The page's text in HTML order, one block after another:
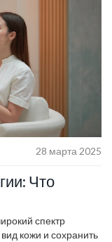
28 марта 2025
Что
спектр
кожи и сохранить